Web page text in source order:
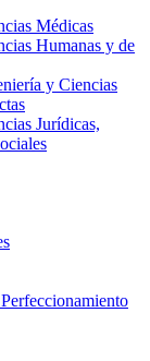
Médicas
Humanas y de
y Ciencias
Jurídicas,